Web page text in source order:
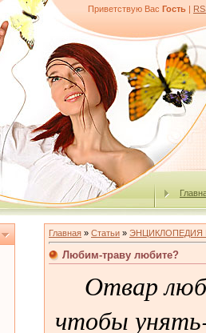
Приветствую Вас Гость |
Главная » Статьи » ЭНЦИКЛОПЕДИЯ
Любим-траву любите?
Отвар
чтобы